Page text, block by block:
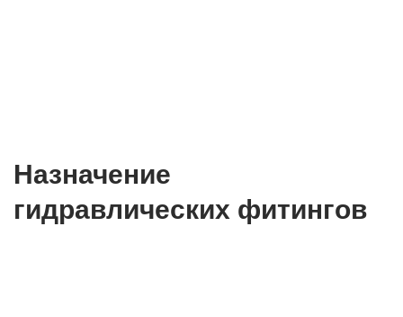
Назначение
гидравлических фитингов